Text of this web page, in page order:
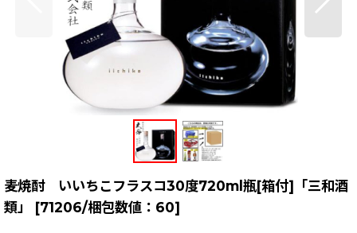
麦焼酎 いいちこフラスコ30度720ml瓶[箱付]「三和酒
類」
[71206/梱包数値：60]